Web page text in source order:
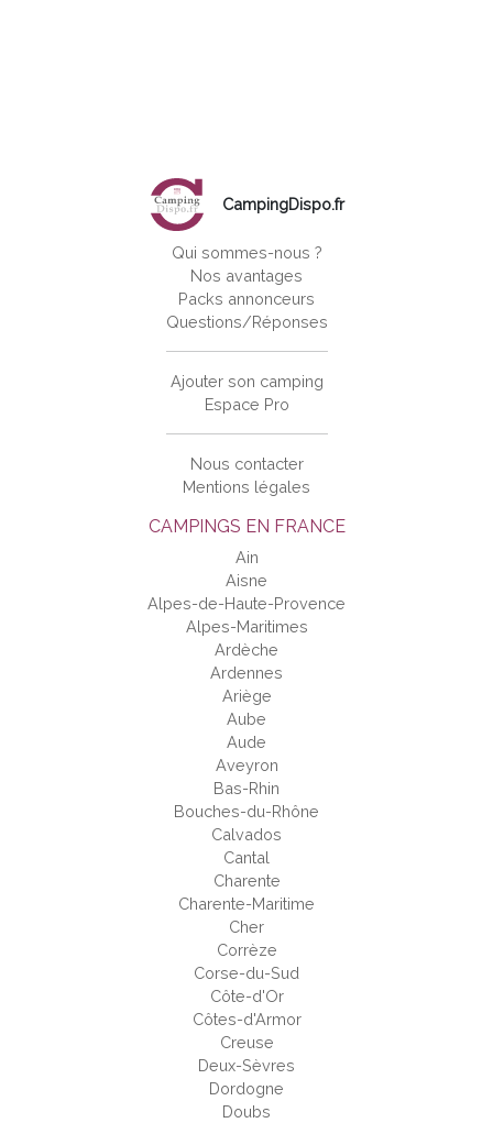
CAMPINGS EN FRANCE
Ain
Aisne
Alpes-de-Haute-Provence
Alpes-Maritimes
Ardèche
Ardennes
Ariège
Aube
Aude
Aveyron
Bas-Rhin
Bouches-du-Rhône
Calvados
Cantal
Charente
Charente-Maritime
Cher
Corrèze
Corse-du-Sud
Côte-d'Or
Côtes-d'Armor
Creuse
Deux-Sèvres
Dordogne
Doubs
CampingDispo.fr
Qui sommes-nous ?
Nos avantages
Packs annonceurs
Questions/Réponses
Ajouter son camping
Espace Pro
Nous contacter
Mentions légales